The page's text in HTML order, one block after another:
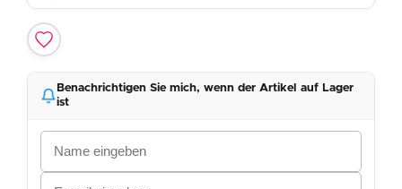
Benachrichtigen Sie mich, wenn der Artikel auf Lager
ist